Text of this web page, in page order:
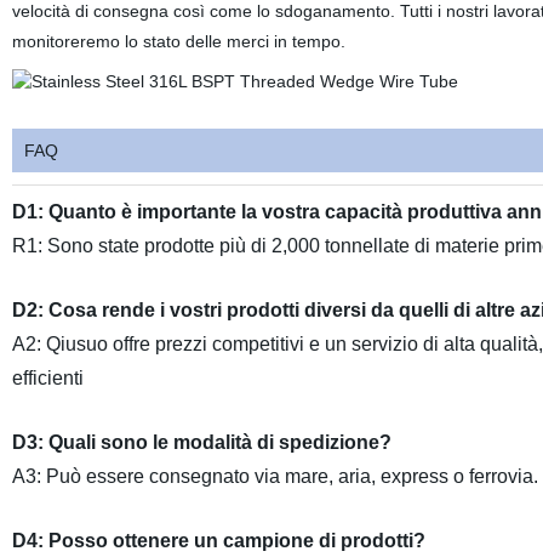
velocità di consegna così come lo sdoganamento. Tutti i nostri
monitoreremo lo stato delle merci in tempo.
FAQ
D1: Quanto è importante la vostra capacità produttiva
R1: Sono state prodotte più di 2,000 tonnellate di materie
D2: Cosa rende i vostri prodotti diversi da quelli di altre
A2: Qiusuo offre prezzi competitivi e un servizio di alta
efficienti
D3: Quali sono le modalità di spedizione?
A3: Può essere consegnato via mare, aria, express o
D4: Posso ottenere un campione di prodotti?